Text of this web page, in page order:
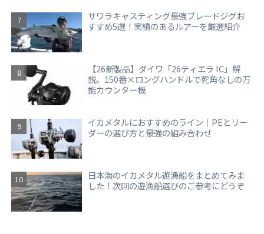
サワラキャスティング最強ブレードジグお
すすめ5選！実績のあるルアーを厳選紹介
【26新製品】ダイワ「26ティエラ IC」解
説。150番×ロングハンドルで死角なしの万
能カウンター機
イカメタルにおすすめのライン｜PEとリー
ダーの選び方と最強の組み合わせ
日本海のイカメタル遊漁船をまとめてみま
した！次回の遊漁船選びのご参考にどうぞ